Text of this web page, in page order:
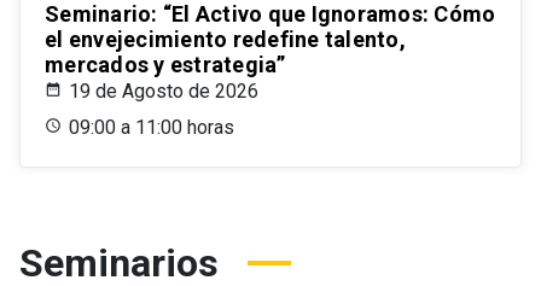
Seminario: “El Activo que Ignoramos: Cómo
el envejecimiento redefine talento,
mercados y estrategia”
19 de Agosto de 2026
09:00 a 11:00 horas
Seminarios